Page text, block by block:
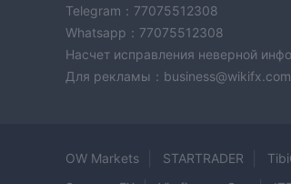
Telegram：77075512308
Whatsapp：77075512308
Насчет исправления неверной
Для рекламы：business@wikifx.com
OW Markets STARTRADER